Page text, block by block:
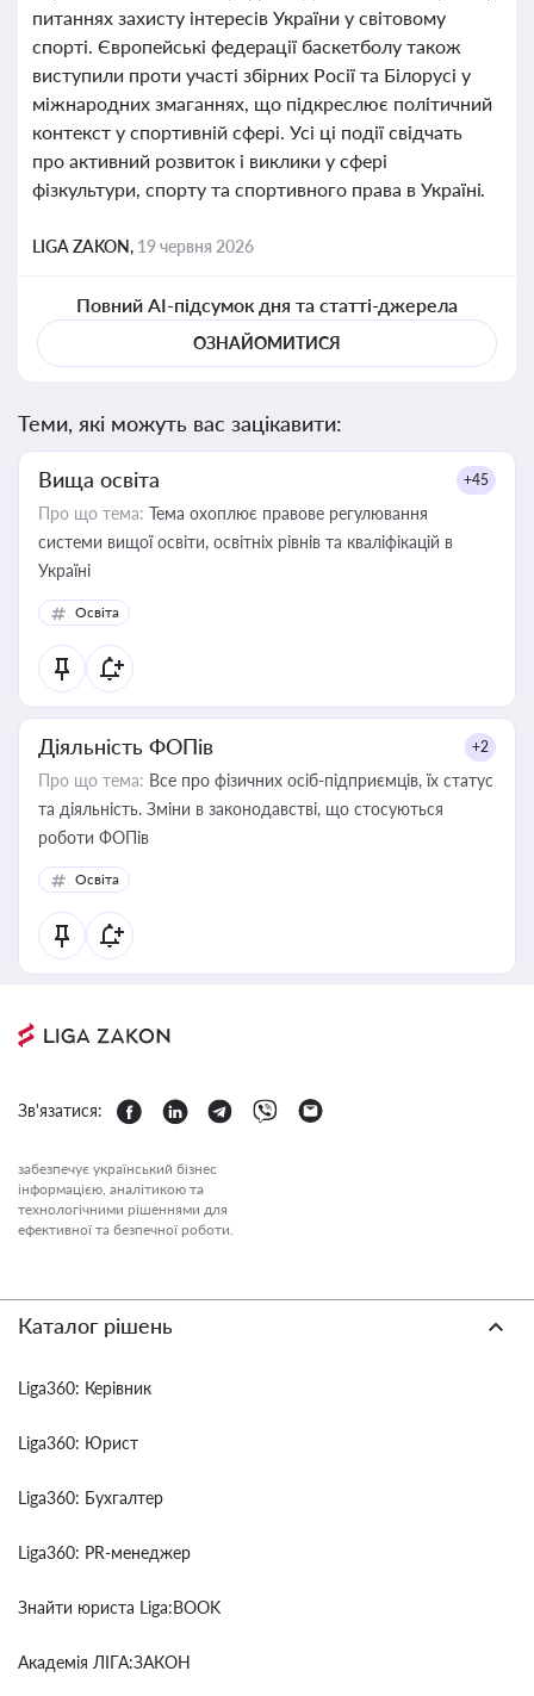
питаннях захисту інтересів України у світовому
спорті. Європейські федерації баскетболу також
виступили проти участі збірних Росії та Білорусі у
міжнародних змаганнях, що підкреслює політичний
контекст у спортивній сфері. Усі ці події свідчать
про активний розвиток і виклики у сфері
фізкультури, спорту та спортивного права в Україні.
LIGA ZAKON, 19 червня 2026
Повний AI-підсумок дня та статті-джерела
ОЗНАЙОМИТИСЯ
Теми, які можуть вас зацікавити:
Вища освіта +45
Про що тема: Тема охоплює правове регулювання
системи вищої освіти, освітніх рівнів та кваліфікацій в
Україні
Освіта
Діяльність ФОПів +2
Про що тема: Все про фізичних осіб-підприємців, їх статус
та діяльність. Зміни в законодавстві, що стосуються
роботи ФОПів
Освіта
Зв'язатися:
забезпечує український бізнес
інформацією, аналітикою та
технологічними рішеннями для
ефективної та безпечної роботи.
Каталог рішень
Liga360: Керівник
Liga360: Юрист
Liga360: Бухгалтер
Liga360: PR-менеджер
Знайти юриста Liga:BOOK
Академія ЛІГА:ЗАКОН